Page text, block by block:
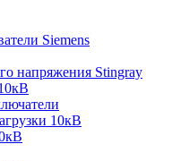
Siemens
напряжения Stingray
10кВ